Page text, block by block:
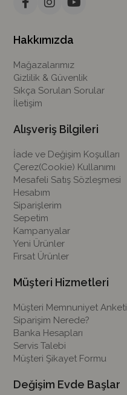
Hakkımızda
Mağazalarımız
Gizlilik & Güvenlik
Sıkça Sorulan Sorular
İletişim
Alışveriş Bilgileri
İade ve Değişim Koşulları
Çerez(Cookie) Kullanımı
Mesafeli Satış Sözleşmesi
Hesabım
Siparişlerim
Sepetim
Kampanyalar
Yeni Ürünler
Fırsat Ürünler
Müşteri Hizmetleri
Müşteri Memnuniyet Anketi
Siparişim Nerede?
Banka Hesapları
Servis Talebi
Müşteri Şikayet Formu
Değişim Evde Başlar